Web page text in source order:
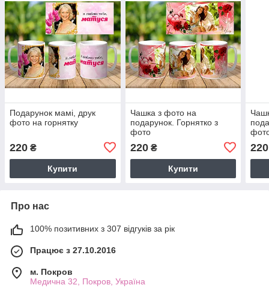
Подарунок мамі, друк
фото на горнятку
220 ₴
Купити
Чашка з фото на
подарунок. Горнятко з
фото
220₴
Купити
220
Про нас
100% позитивних з 307 відгуків за рік
Працює з 27.10.2016
м. Покров
Медична 32, Покров, Україна